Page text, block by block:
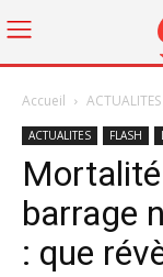
Accueil ACTUALITES
ACTUALITES FLASH
barrage
: que